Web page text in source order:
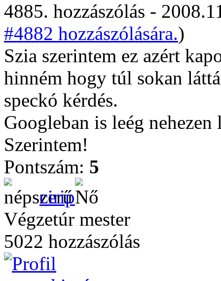
4885. hozzászólás -
#4882 hozzászólására.)
Szia szerintem ez azért
hinném hogy túl sokan
speckó kérdés.
Googleban is leég nehezen
Szerintem!
Pontszám: 5
cirip
Végzetúr mester
5022 hozzászólás